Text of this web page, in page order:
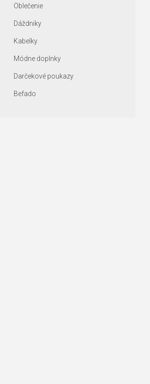
Oblečenie
Dáždniky
Kabelky
Módne doplnky
Darčekové poukazy
Befado